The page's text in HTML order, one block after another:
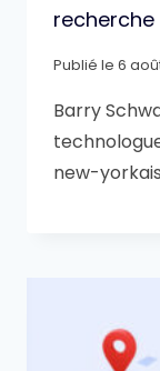
Publié le 6
Barry
new-